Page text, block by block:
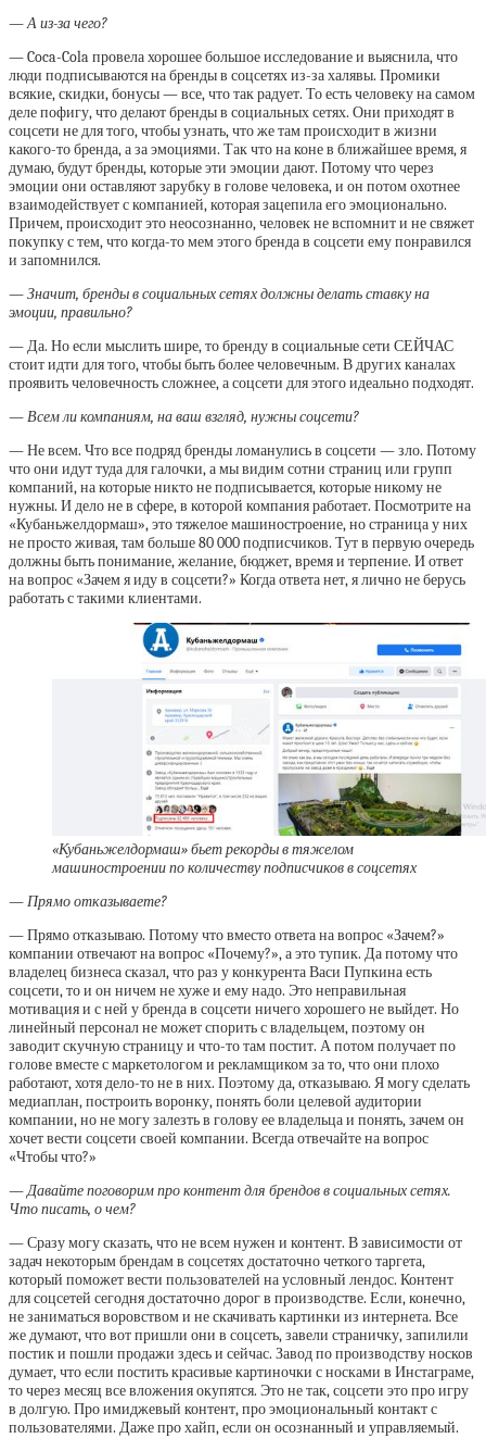
— А из-за чего?
— Coca-Cola провела хорошее большое исследование и выяснила, что
люди подписываются на бренды в соцсетях из-за халявы. Промики
всякие, скидки, бонусы — все, что так радует. То есть человеку на самом
деле пофигу, что делают бренды в социальных сетях. Они приходят в
соцсети не для того, чтобы узнать, что же там происходит в жизни
какого-то бренда, а за эмоциями. Так что на коне в ближайшее время, я
думаю, будут бренды, которые эти эмоции дают. Потому что через
эмоции они оставляют зарубку в голове человека, и он потом охотнее
взаимодействует с компанией, которая зацепила его эмоционально.
Причем, происходит это неосознанно, человек не вспомнит и не свяжет
покупку с тем, что когда-то мем этого бренда в соцсети ему понравился
и запомнился.
— Значит, бренды в социальных сетях должны делать ставку на
эмоции, правильно?
— Да. Но если мыслить шире, то бренду в социальные сети СЕЙЧАС
стоит идти для того, чтобы быть более человечным. В других каналах
проявить человечность сложнее, а соцсети для этого идеально подходят.
— Всем ли компаниям, на ваш взгляд, нужны соцсети?
— Не всем. Что все подряд бренды ломанулись в соцсети — зло. Потому
что они идут туда для галочки, а мы видим сотни страниц или групп
компаний, на которые никто не подписывается, которые никому не
нужны. И дело не в сфере, в которой компания работает. Посмотрите на
«Кубаньжелдормаш», это тяжелое машиностроение, но страница у них
не просто живая, там больше 80 000 подписчиков. Тут в первую очередь
должны быть понимание, желание, бюджет, время и терпение. И ответ
на вопрос «Зачем я иду в соцсети?» Когда ответа нет, я лично не берусь
работать с такими клиентами.
«Кубаньжелдормаш» бьет рекорды в тяжелом
машиностроении по количеству подписчиков в соцсетях
— Прямо отказываете?
— Прямо отказываю. Потому что вместо ответа на вопрос «Зачем?»
компании отвечают на вопрос «Почему?», а это тупик. Да потому что
владелец бизнеса сказал, что раз у конкурента Васи Пупкина есть
соцсети, то и он ничем не хуже и ему надо. Это неправильная
мотивация и с ней у бренда в соцсети ничего хорошего не выйдет. Но
линейный персонал не может спорить с владельцем, поэтому он
заводит скучную страницу и что-то там постит. А потом получает по
голове вместе с маркетологом и рекламщиком за то, что они плохо
работают, хотя дело-то не в них. Поэтому да, отказываю. Я могу сделать
медиаплан, построить воронку, понять боли целевой аудитории
компании, но не могу залезть в голову ее владельца и понять, зачем он
хочет вести соцсети своей компании. Всегда отвечайте на вопрос
«Чтобы что?»
— Давайте поговорим про контент для брендов в социальных сетях.
Что писать, о чем?
— Сразу могу сказать, что не всем нужен и контент. В зависимости от
задач некоторым брендам в соцсетях достаточно четкого таргета,
который поможет вести пользователей на условный лендос. Контент
для соцсетей сегодня достаточно дорог в производстве. Если, конечно,
не заниматься воровством и не скачивать картинки из интернета. Все
же думают, что вот пришли они в соцсеть, завели страничку, запилили
постик и пошли продажи здесь и сейчас. Завод по производству носков
думает, что если постить красивые картиночки с носками в Инстаграме,
то через месяц все вложения окупятся. Это не так, соцсети это про игру
в долгую. Про имиджевый контент, про эмоциональный контакт с
пользователями. Даже про хайп, если он осознанный и управляемый.